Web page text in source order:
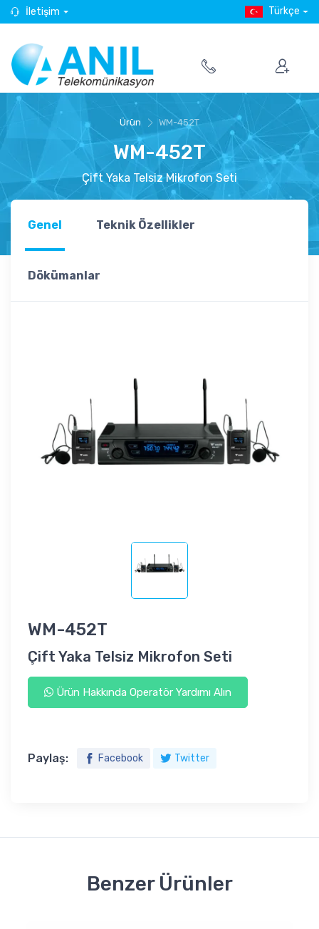
İletişim Türkçe
Ürün WM-452T
WM-452T
Çift Yaka Telsiz Mikrofon Seti
Genel Teknik Özellikler
Dökümanlar
WM-452T
Çift Yaka Telsiz Mikrofon Seti
Ürün Hakkında Operatör Yardımı Alın
Paylaş: Facebook Twitter
Benzer Ürünler